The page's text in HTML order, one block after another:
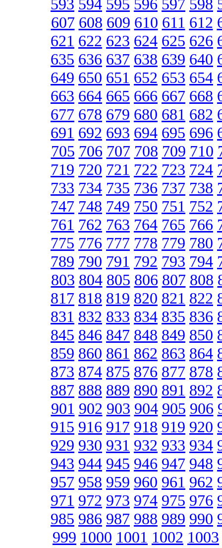
593 594 595 596 597 598
607 608 609 610 611 612
621 622 623 624 625 626
635 636 637 638 639 640
649 650 651 652 653 654
663 664 665 666 667 668
677 678 679 680 681 682
691 692 693 694 695 696
705 706 707 708 709 710
719 720 721 722 723 724
733 734 735 736 737 738
747 748 749 750 751 752
761 762 763 764 765 766
775 776 777 778 779 780
789 790 791 792 793 794
803 804 805 806 807 808
817 818 819 820 821 822
831 832 833 834 835 836
845 846 847 848 849 850
859 860 861 862 863 864
873 874 875 876 877 878
887 888 889 890 891 892
901 902 903 904 905 906
915 916 917 918 919 920
929 930 931 932 933 934
943 944 945 946 947 948
957 958 959 960 961 962
971 972 973 974 975 976
985 986 987 988 989 990
999 1000 1001 1002 1003